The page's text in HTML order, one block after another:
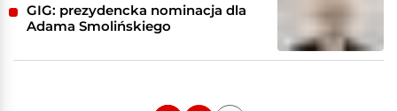
GIG: prezydencka nominacja dla
Adama Smolińskiego